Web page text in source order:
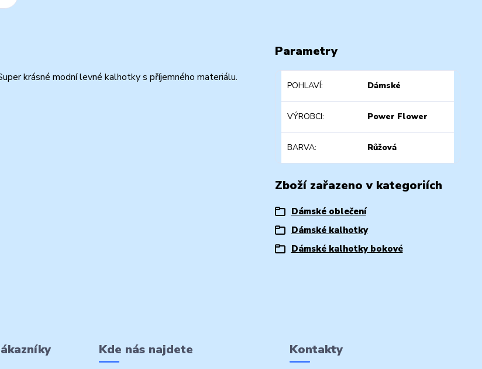
krásné modní levné kalhotky s příjemného materiálu.
Parametry
POHLAVÍ Dámské
VÝROBCI Power Flower
BARVA Růžová
Zboží zařazeno v kategoriích
Dámské oblečení
Dámské kalhotky
Dámské kalhotky bokové
Kde nás najdete Kontakty